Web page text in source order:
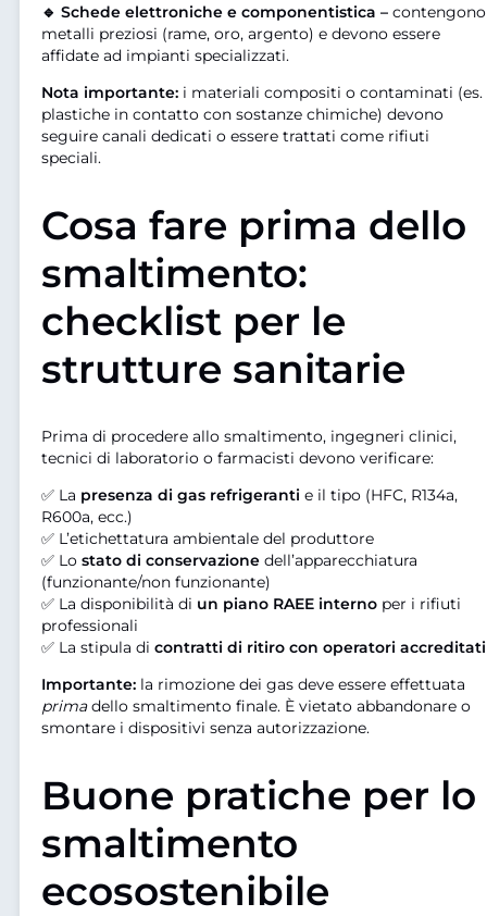
🔹 Schede elettroniche e componentistica – contengono
metalli preziosi (rame, oro, argento) e devono essere
affidate ad impianti specializzati.
Nota importante: i materiali compositi o contaminati (es.
plastiche in contatto con sostanze chimiche) devono
seguire canali dedicati o essere trattati come rifiuti
speciali.
Cosa fare prima dello
smaltimento:
checklist per le
strutture sanitarie
Prima di procedere allo smaltimento, ingegneri clinici,
tecnici di laboratorio o farmacisti devono verificare:
✅ La presenza di gas refrigeranti e il tipo (HFC, R134a,
R600a, ecc.)
✅ L’etichettatura ambientale del produttore
✅ Lo stato di conservazione dell’apparecchiatura
(funzionante/non funzionante)
✅ La disponibilità di un piano RAEE interno per i rifiuti
professionali
✅ La stipula di contratti di ritiro con operatori accreditati
Importante: la rimozione dei gas deve essere effettuata
primadello smaltimento finale. È vietato abbandonare o
smontare i dispositivi senza autorizzazione.
Buone pratiche per lo
smaltimento
ecosostenibile